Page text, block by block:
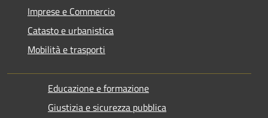
Imprese e Commercio
Catasto e urbanistica
Mobilità e trasporti
Educazione e formazione
Giustizia e sicurezza pubblica